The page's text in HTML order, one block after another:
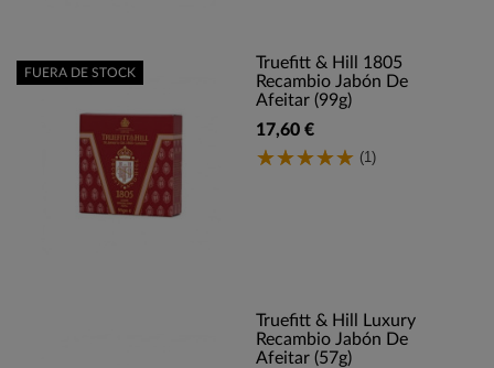
Truefitt & Hill 1805
Recambio Jabón De
Afeitar (99g)
17,60 €
(1)
FUERA DE STOCK
Truefitt & Hill Luxury
Recambio Jabón De
Afeitar (57g)